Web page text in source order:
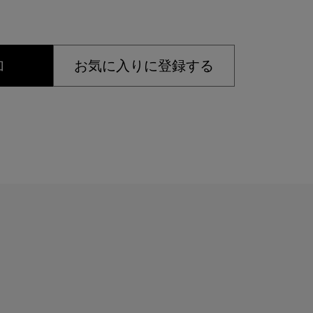
お気に入りに登録する